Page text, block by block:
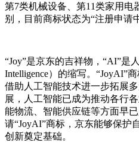
第7类机械设备、第11类家用电
别，目前商标状态为“注册申请中
“Joy”是京东的吉祥物，“AI”是
Intelligence）的缩写。“JoyAI”
借助人工智能技术进一步拓展
展，人工智能已成为推动各行
能物流、智能供应链等方面早
请“JoyAI”商标，京东能够保护
创新奠定基础。